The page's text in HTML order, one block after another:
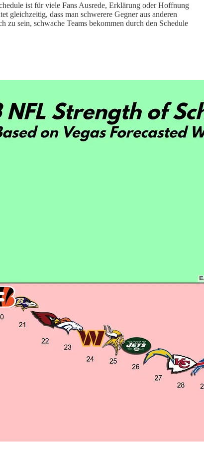
ist für viele Fans Ausrede, Erklärung oder Hoffnung
gleichzeitig, dass man schwerere Gegner aus anderen
zu sein, schwache Teams bekommen durch den Schedule